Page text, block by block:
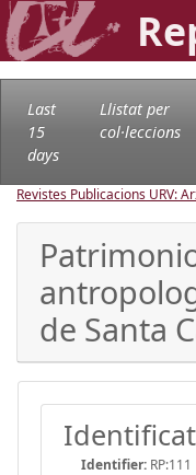
Last
15
days
Llistat per
col·leccions
Revistes Publicacions URV:
de Santa
Identifier: RP:111